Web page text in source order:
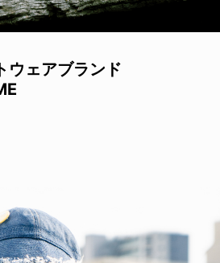
ウェアブランド